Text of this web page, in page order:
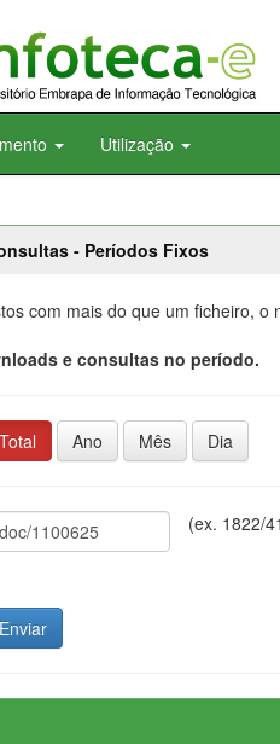
Utilização
- Períodos Fixos
com mais do que um ficheiro,
e consultas no período.
Total Ano Mês Dia
(ex. 1822/